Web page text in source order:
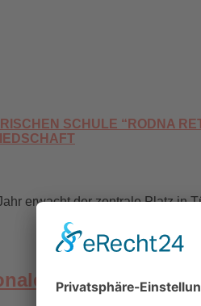
SCHULE “RODNA
erwacht der zentrale Platz in
Kulturwoche in